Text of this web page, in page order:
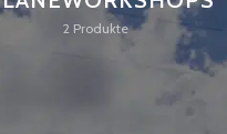
2 Produkte
18